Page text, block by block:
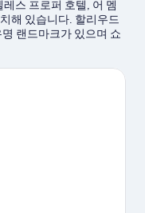
스 프로퍼 호텔, 어 멤
해 있습니다. 할리우드
랜드마크가 있으며 쇼
켓, 로데오 드라이브도
지 마세요.